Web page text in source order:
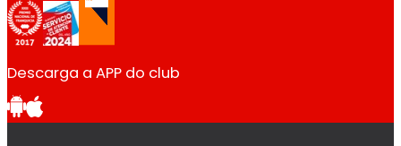
Descarga a APP do club